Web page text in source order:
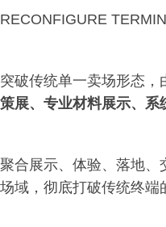
RECONFIGURE
突破传统单一卖场形态
策展、专业材料展示、系
聚合展示、体验、落地、
场域，彻底打破传统终端